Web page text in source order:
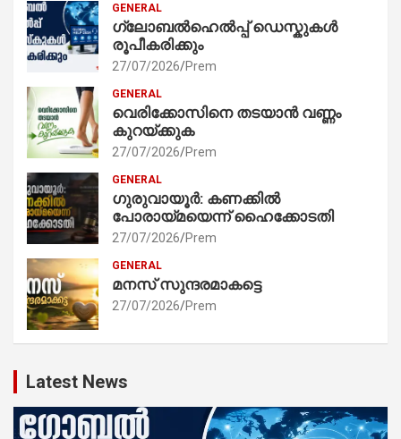
GENERAL
ഗ്ലോബൽഹെൽപ്പ് ഡെസ്കുകൾ
രൂപീകരിക്കും
27/07/2026 Prem
GENERAL
വെരിക്കോസിനെ തടയാൻ വണ്ണം
കുറയ്ക്കുക
27/07/2026 Prem
GENERAL
ഗുരുവായൂർ: കണക്കിൽ
പോരായ്മയെന്ന് ഹൈക്കോടതി
27/07/2026 Prem
GENERAL
മനസ് സുന്ദരമാകട്ടെ
27/07/2026 Prem
Latest News